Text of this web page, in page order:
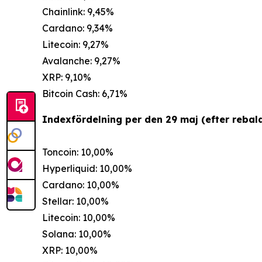
Chainlink: 9,45%
Cardano: 9,34%
Litecoin: 9,27%
Avalanche: 9,27%
XRP: 9,10%
Bitcoin Cash: 6,71%
Indexfördelning per den 29 maj (efter
Toncoin: 10,00%
Hyperliquid: 10,00%
Cardano: 10,00%
Stellar: 10,00%
Litecoin: 10,00%
Solana: 10,00%
XRP: 10,00%